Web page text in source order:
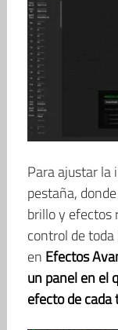
Para ajustar la
pestaña,
brillo y efectos
control de
en Efectos
un panel en el
efecto de cada